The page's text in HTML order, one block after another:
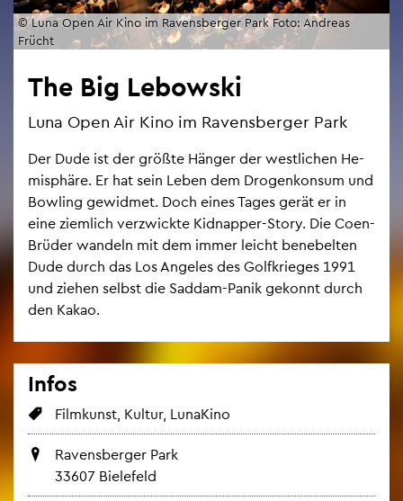
© Luna Open Air Kino im Ra­vens­ber­ger Park Foto: An­dre­as
Frücht
The Big Le­bow­ski
Luna Open Air Kino im Ra­vens­ber­ger Park
Der Dude ist der grö­ß­te Hän­ger der west­li­chen He­
mi­sphä­re. Er hat sein Leben dem Dro­gen­kon­sum und
Bow­ling ge­wid­met. Doch eines Tages gerät er in
eine ziem­lich ver­zwick­te Kid­nap­per-Story. Die Coen-
Brü­der wan­deln mit dem immer leicht be­ne­bel­ten
Dude durch das Los An­ge­les des Golf­krie­ges 1991
und zie­hen selbst die Sad­dam-Panik ge­konnt durch
den Kakao.
Infos
Film­kunst, Kul­tur, Luna­Ki­no
Ra­vens­ber­ger Park
33607 Bie­le­feld